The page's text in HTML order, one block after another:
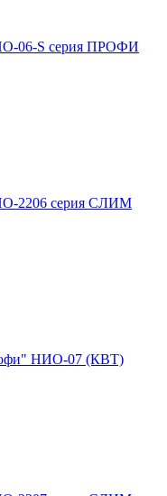
06-S серия ПРОФИ
2206 серия СЛИМ
НИО-07 (КВТ)